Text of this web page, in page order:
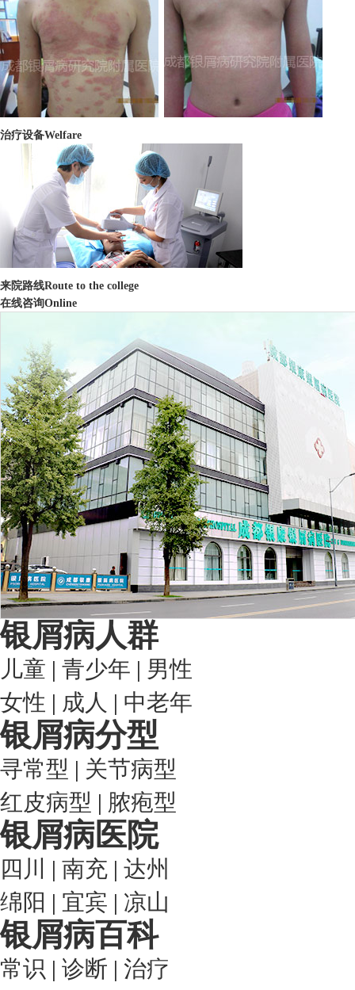
治疗设备Welfare
来院路线Route to the college
在线咨询Online
银屑病人群
儿童 | 青少年 | 男性
女性 | 成人 | 中老年
银屑病分型
寻常型 | 关节病型
红皮病型 | 脓疱型
银屑病医院
四川 | 南充 | 达州
绵阳 | 宜宾 | 凉山
银屑病百科
常识 | 诊断 | 治疗